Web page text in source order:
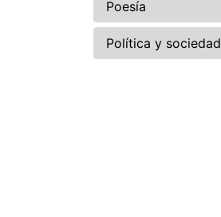
Poesía
Política y sociedad